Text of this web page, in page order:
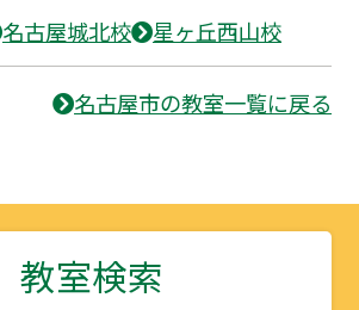
名古屋城北校 星ヶ丘西山校
名古屋市の教室一覧に戻る
教室検索